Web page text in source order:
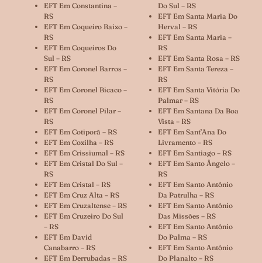
EFT Em Constantina –
RS
EFT Em Coqueiro Baixo –
RS
EFT Em Coqueiros Do
Sul – RS
EFT Em Coronel Barros –
RS
EFT Em Coronel Bicaco –
RS
EFT Em Coronel Pilar –
RS
EFT Em Cotiporã – RS
EFT Em Coxilha – RS
EFT Em Crissiumal – RS
EFT Em Cristal Do Sul –
RS
EFT Em Cristal – RS
EFT Em Cruz Alta – RS
EFT Em Cruzaltense – RS
EFT Em Cruzeiro Do Sul
– RS
EFT Em David
Canabarro – RS
EFT Em Derrubadas – RS
Do Sul – RS
EFT Em Santa Maria Do
Herval – RS
EFT Em Santa Maria –
RS
EFT Em Santa Rosa – RS
EFT Em Santa Tereza –
RS
EFT Em Santa Vitória Do
Palmar – RS
EFT Em Santana Da Boa
Vista – RS
EFT Em Sant’Ana Do
Livramento – RS
EFT Em Santiago – RS
EFT Em Santo Ângelo –
RS
EFT Em Santo Antônio
Da Patrulha – RS
EFT Em Santo Antônio
Das Missões – RS
EFT Em Santo Antônio
Do Palma – RS
EFT Em Santo Antônio
Do Planalto – RS